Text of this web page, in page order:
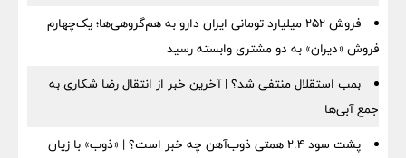
فروش ۲۵۲ میلیارد تومانی ایران دارو به هم‌گروهی‌ها؛ یک‌چهارم
فروش «دیران» به دو مشتری وابسته رسید
بمب استقلال منتفی شد؟ | آخرین خبر از انتقال رضا شکاری به
جمع آبی‌ها
پشت سود ۲.۴ همتی ذوب‌آهن چه خبر است؟ | «ذوب» با زیان